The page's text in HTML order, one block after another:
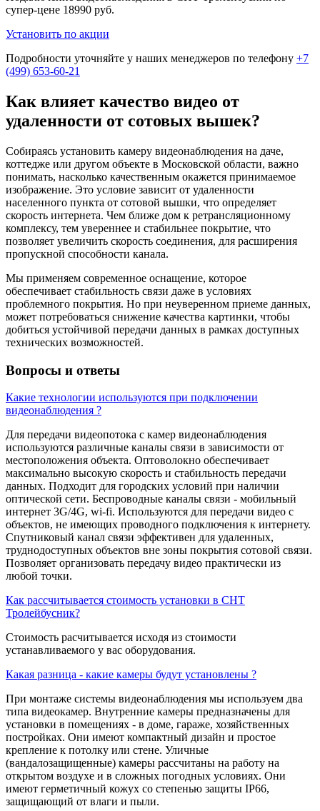
супер-цене 18990 руб.
Установить по акции
Подробности уточняйте у наших менеджеров по телефону +7
(499) 653-60-21
Как влияет качество видео от
удаленности от сотовых вышек?
Собираясь установить камеру видеонаблюдения на даче,
коттедже или другом объекте в Московской области, важно
понимать, насколько качественным окажется принимаемое
изображение. Это условие зависит от удаленности
населенного пункта от сотовой вышки, что определяет
скорость интернета. Чем ближе дом к ретрансляционному
комплексу, тем увереннее и стабильнее покрытие, что
позволяет увеличить скорость соединения, для расширения
пропускной способности канала.
Мы применяем современное оснащение, которое
обеспечивает стабильность связи даже в условиях
проблемного покрытия. Но при неуверенном приеме данных,
может потребоваться снижение качества картинки, чтобы
добиться устойчивой передачи данных в рамках доступных
технических возможностей.
Вопросы и ответы
Какие технологии используются при подключении
видеонаблюдения ?
Для передачи видеопотока с камер видеонаблюдения
используются различные каналы связи в зависимости от
местоположения объекта. Оптоволокно обеспечивает
максимально высокую скорость и стабильность передачи
данных. Подходит для городских условий при наличии
оптической сети. Беспроводные каналы связи - мобильный
интернет 3G/4G, wi-fi. Используются для передачи видео с
объектов, не имеющих проводного подключения к интернету.
Спутниковый канал связи эффективен для удаленных,
труднодоступных объектов вне зоны покрытия сотовой связи.
Позволяет организовать передачу видео практически из
любой точки.
Как рассчитывается стоимость установки в СНТ
Тролейбусник?
Стоимость расчитывается исходя из стоимости
устанавливаемого у вас оборудования.
Какая разница - какие камеры будут установлены ?
При монтаже системы видеонаблюдения мы используем два
типа видеокамер. Внутренние камеры предназначены для
установки в помещениях - в доме, гараже, хозяйственных
постройках. Они имеют компактный дизайн и простое
крепление к потолку или стене. Уличные
(вандалозащищенные) камеры рассчитаны на работу на
открытом воздухе и в сложных погодных условиях. Они
имеют герметичный кожух со степенью защиты IP66,
защищающий от влаги и пыли.